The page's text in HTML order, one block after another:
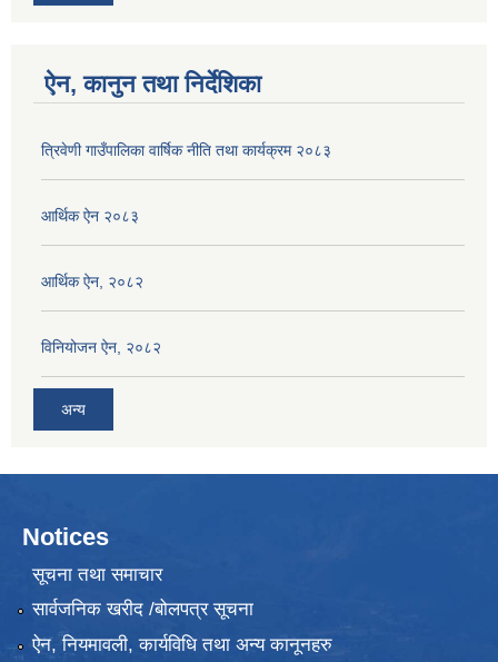
ऐन, कानुन तथा निर्देशिका
त्रिवेणी गाउँपालिका वार्षिक नीति तथा कार्यक्रम २०८३
आर्थिक ऐन २०८३
आर्थिक ऐन, २०८२
विनियोजन ऐन, २०८२
अन्य
Notices
सूचना तथा समाचार
सार्वजनिक खरीद /बोलपत्र सूचना
ऐन, नियमावली, कार्यविधि तथा अन्य कानूनहरु